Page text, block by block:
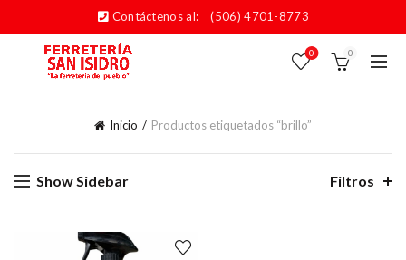
Contáctenos al: (506) 4701-8773
0 0
Inicio Productos etiquetados “brillo”
Show Sidebar Filtros